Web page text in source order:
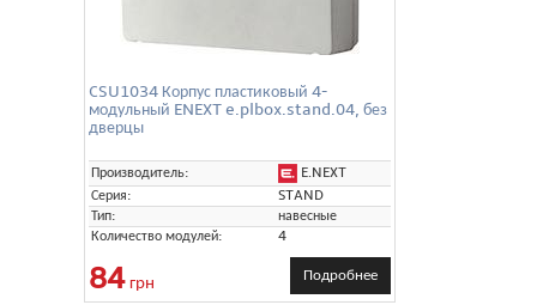
CSU1034 Корпус пластиковый 4-
модульный ENEXT e.plbox.stand.04, без
дверцы
Производитель:
E.NEXT
Серия:
STAND
Тип:
навесные
Количество модулей:
4
84грн Подробнее